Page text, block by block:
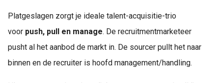
Platgeslagen zorgt je ideale talent-acquisitie-trio
voor push, pull en manage. De recruitmentmarketeer
pusht al het aanbod de markt in. De sourcer pullt het naar
binnen en de recruiter is hoofd management/handling.